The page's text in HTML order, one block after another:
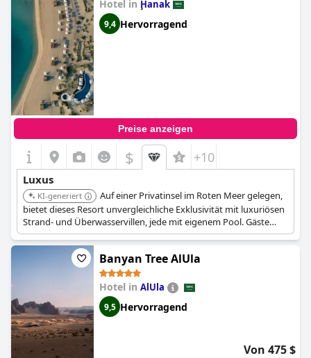
Hotel in Ḩanak
9,4 Hervorragend
Preise anzeigen
$ +10
Luxus
KI-generiert
Auf einer Privatinsel im Roten Meer gelegen,
bietet dieses Resort unvergleichliche Exklusivität mit luxuriösen
Strand- und Überwasservillen, jede mit eigenem Pool. Gäste
erhalten einen engagierten Butlerservice und haben Zugang zu
einem Signature-Spa und fünf verschiedenen Restaurants.
Banyan Tree AlUla
Hotel in AlUla
9,5 Hervorragend
Von 475 $